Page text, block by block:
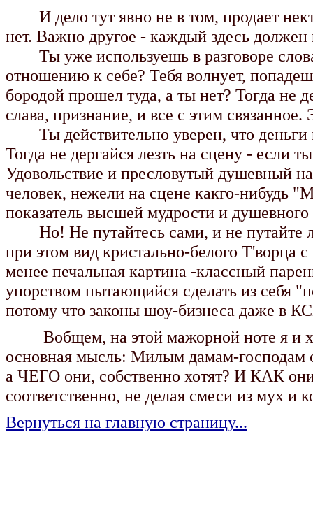
И дело тут явно не в том, продает
нет. Важно другое - каждый здесь должен
Ты уже используешь в разговоре
отношению к себе? Тебя волнует,
бородой прошел туда, а ты нет? Тогда
слава, признание, и все с этим
Ты действительно уверен, что деньги
Тогда не дергайся лезть на сцену - если
Удовольствие и пресловутый душевный
человек, нежели на сцене какго-нибудь
показатель высшей мудрости и
Hо! Не путайтесь сами, и не путайте
при этом вид кристально-белого
менее печальная картина -классный
упорством пытающийся сделать из себя
потому что законы шоу-бизнеса даже в
Вобщем, на этой мажорной ноте я и
основная мысль: Милым дамам-господам
а ЧЕГО они, собственно хотят? И КАК они
соответственно, не делая смеси из мух и
Вернуться на главную страницу...